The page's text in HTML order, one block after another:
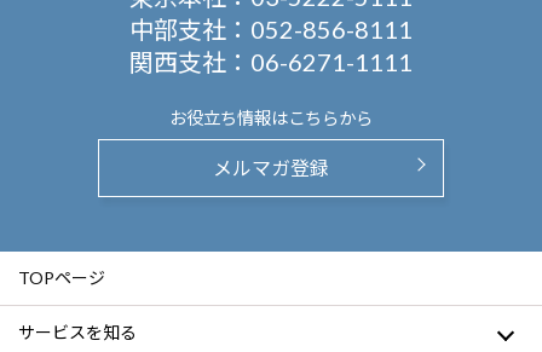
中部支社： 052-856-8111
関西支社： 06-6271-1111
お役立ち情報はこちらから
メルマガ登録
TOPページ
サービスを知る